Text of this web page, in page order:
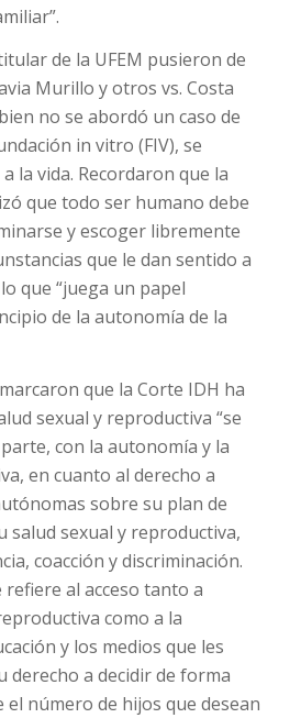
de la UFEM pusieron de
Murillo y otros vs. Costa
no se abordó un caso de
in vitro (FIV), se
la vida. Recordaron que la
que todo ser humano debe
y escoger libremente
que le dan sentido a
que “juega un papel
de la autonomía de la
que la Corte IDH ha
sexual y reproductiva “se
con la autonomía y la
en cuanto al derecho a
sobre su plan de
salud sexual y reproductiva,
coacción y discriminación.
al acceso tanto a
como a la
y los medios que les
derecho a decidir de forma
número de hijos que desean